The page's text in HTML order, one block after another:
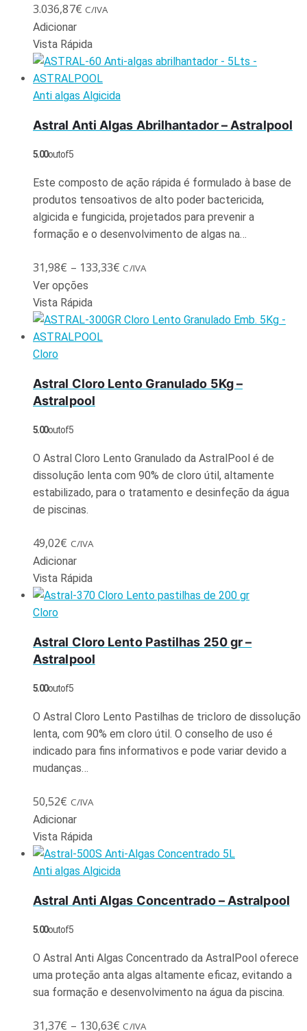
3.036,87€ C/IVA
Adicionar
Vista Rápida
Anti algas Algicida
Astral Anti Algas Abrilhantador – Astralpool
5.00out of 5
Este composto de ação rápida é formulado à base de
produtos tensoativos de alto poder bactericida,
algicida e fungicida, projetados para prevenir a
formação e o desenvolvimento de algas na…
31,98€ – 133,33€ C/IVA
Ver opções
Vista Rápida
Cloro
Astral Cloro Lento Granulado 5Kg –
Astralpool
5.00out of 5
O Astral Cloro Lento Granulado da AstralPool é de
dissolução lenta com 90% de cloro útil, altamente
estabilizado, para o tratamento e desinfeção da água
de piscinas.
49,02€ C/IVA
Adicionar
Vista Rápida
Cloro
Astral Cloro Lento Pastilhas 250 gr –
Astralpool
5.00out of 5
O Astral Cloro Lento Pastilhas de tricloro de dissolução
lenta, com 90% em cloro útil. O conselho de uso é
indicado para fins informativos e pode variar devido a
mudanças…
50,52€ C/IVA
Adicionar
Vista Rápida
Anti algas Algicida
Astral Anti Algas Concentrado – Astralpool
5.00out of 5
O Astral Anti Algas Concentrado da AstralPool oferece
uma proteção anta algas altamente eficaz, evitando a
sua formação e desenvolvimento na água da piscina.
31,37€ – 130,63€ C/IVA